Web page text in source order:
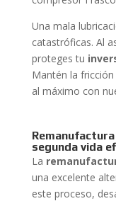
Una mala
catastróficas. Al
proteges tu
Mantén la
al máximo con
segunda vida
La
una excelente
este proceso,